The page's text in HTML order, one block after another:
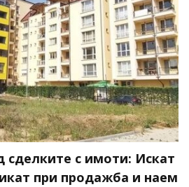
сделките с имоти: Искат
при продажба и наем